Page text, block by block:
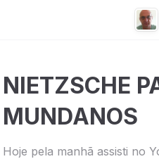
NIETZSCHE
MUNDANOS
Hoje pela manhã assisti no